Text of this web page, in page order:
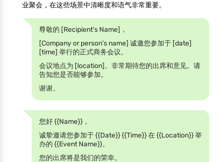
业聚会，在这些场景中清晰度和语气非常重要。
尊敬的 [Recipient's Name]，
[Company or person’s name] 诚邀您参加于 [date]
[time] 举行的正式商务会议。
会议地点为 [location]。非常期待您的出席和意见。请
告知您是否能够参加。
谢谢。
您好 {{Name}}，
诚挚邀请您参加于 {{Date}} {{Time}} 在 {{Location}} 举
办的 {{Event Name}}。
您的出席将是我们的荣幸。